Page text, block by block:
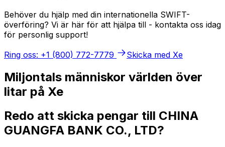
Behöver du hjälp med din internationella SWIFT-
överföring? Vi är här för att hjälpa till - kontakta oss idag
för personlig support!
Ring oss: +1 (800) 772-7779
Skicka med Xe
Miljontals människor världen över
litar på Xe
Redo att skicka pengar till CHINA
GUANGFA BANK CO., LTD?